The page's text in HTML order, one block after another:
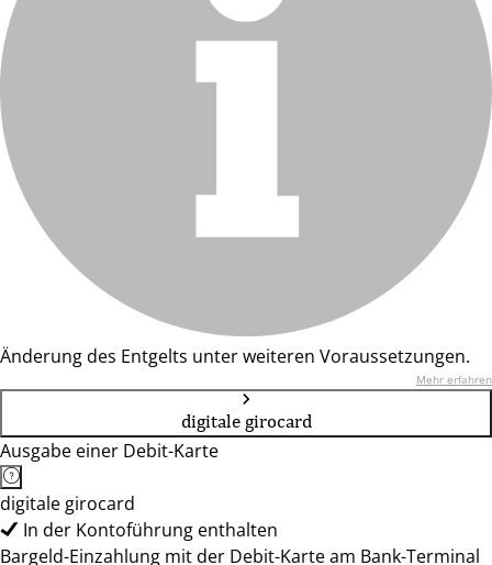
Änderung des Entgelts unter weiteren Voraussetzungen.
Mehr erfahren
digitale girocard
Ausgabe einer Debit-Karte
digitale girocard
In der Kontoführung enthalten
Bargeld-Einzahlung mit der Debit-Karte am Bank-Terminal